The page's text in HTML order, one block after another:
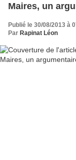
Maires, un
Publié le 30/08/2013 à
Par Rapinat Léon